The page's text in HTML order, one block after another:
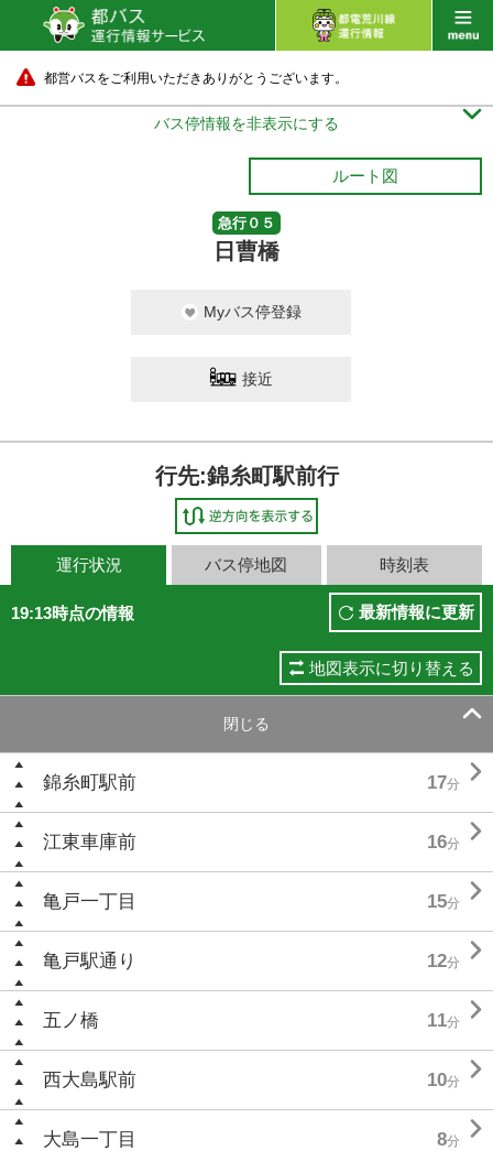
都営バスをご利用いただきありがとうございます。
バス停情報を非表示にする 
ルート図
急行０５
日曹橋
Myバス停登録
接近
行先:錦糸町駅前行
運行状況 バス停地図 時刻表
19:13時点の情報 最新情報に更新
地図表示に切り替える
閉じる 
錦糸町駅前 17分 
江東車庫前 16分 
亀戸一丁目 15分 
亀戸駅通り 12分 
五ノ橋 11分 
西大島駅前 10分 
大島一丁目 8分 